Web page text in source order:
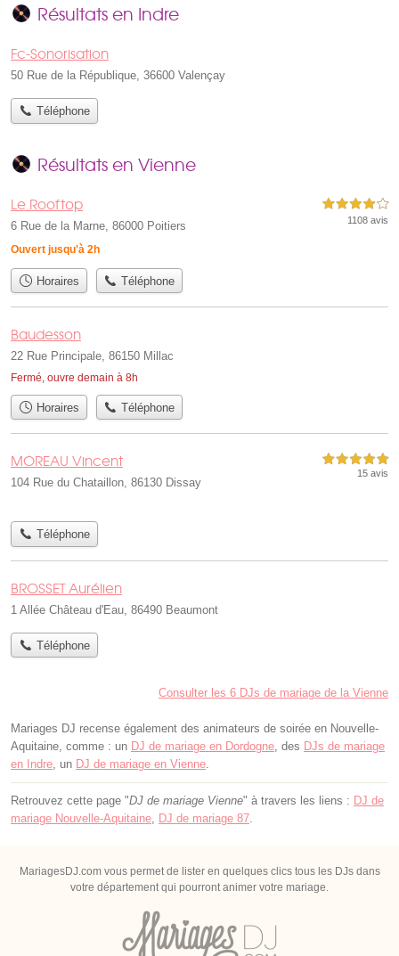
Résultats en Indre
Fc-Sonorisation
50 Rue de la République, 36600 Valençay
Téléphone
Résultats en Vienne
Le Rooftop
6 Rue de la Marne, 86000 Poitiers
Ouvert jusqu'à 2h
4,0 étoiles sur 5
1108 avis
Horaires Téléphone
Baudesson
22 Rue Principale, 86150 Millac
Fermé, ouvre demain à 8h
Horaires Téléphone
MOREAU Vincent
104 Rue du Chataillon, 86130 Dissay
5,0 étoiles sur 5
15 avis
Téléphone
BROSSET Aurélien
1 Allée Château d'Eau, 86490 Beaumont
Téléphone
Consulter les 6 DJs de mariage de la Vienne
Mariages DJ recense également des animateurs de soirée en Nouvelle-
Aquitaine, comme : un DJ de mariage en Dordogne, des DJs de mariage
en Indre, un DJ de mariage en Vienne.
Retrouvez cette page "DJ de mariage Vienne" à travers les liens : DJ de
mariage Nouvelle-Aquitaine, DJ de mariage 87.
MariagesDJ.com vous permet de lister en quelques clics tous les DJs dans
votre département qui pourront animer votre mariage.